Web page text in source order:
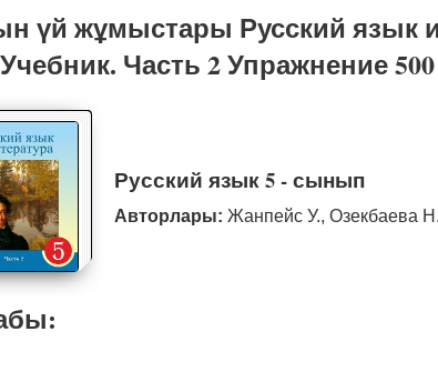
үй жұмыстары Русский язык
Часть 2 Упражнение 500
Русский язык 5 - сынып
Авторлары: Жанпейс У., Озекбаева Н.